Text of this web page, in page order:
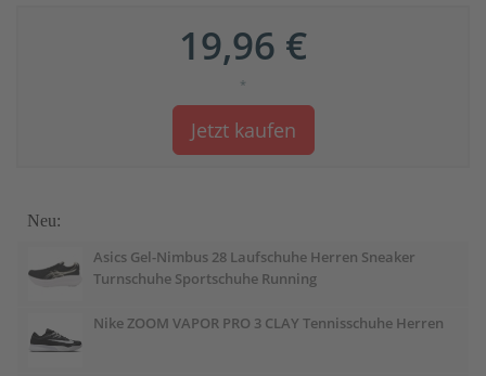
19,96 €
*
Jetzt kaufen
Neu:
Asics Gel-Nimbus 28 Laufschuhe Herren Sneaker
Turnschuhe Sportschuhe Running
Nike ZOOM VAPOR PRO 3 CLAY Tennisschuhe Herren